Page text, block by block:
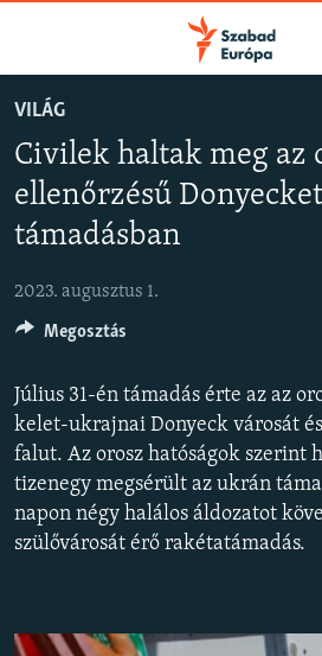
Akadálymentes
Ugrás
fő
oldalra
Ugrás
AKTUÁLIS
PODCASTOK
ELEMZŐ
NER15
SZABADON
TÁRSADALOM
DEMOKRÁCIA
A PÉNZ NYOMÁBAN
EURÓPAI UNIÓ
KLÍMAVÁLTOZÁS
VILÁG
Civilek haltak meg az
ellenőrzésű
támadásban
2023. augusztus 1.
Július 31-én támadás érte az az
kelet-ukrajnai Donyeck városát
falut. Az orosz hatóságok szerint
tizenegy megsérült az ukrán
napon négy halálos áldozatot
szülővárosát érő rakétatámadás.
Megosztás
FELIRATKOZÁS